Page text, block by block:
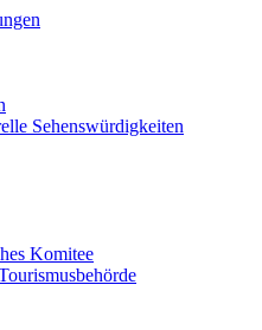
Sehenswürdigkeiten
Komitee